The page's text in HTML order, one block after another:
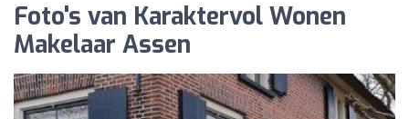
Foto's van Karaktervol Wonen
Makelaar Assen